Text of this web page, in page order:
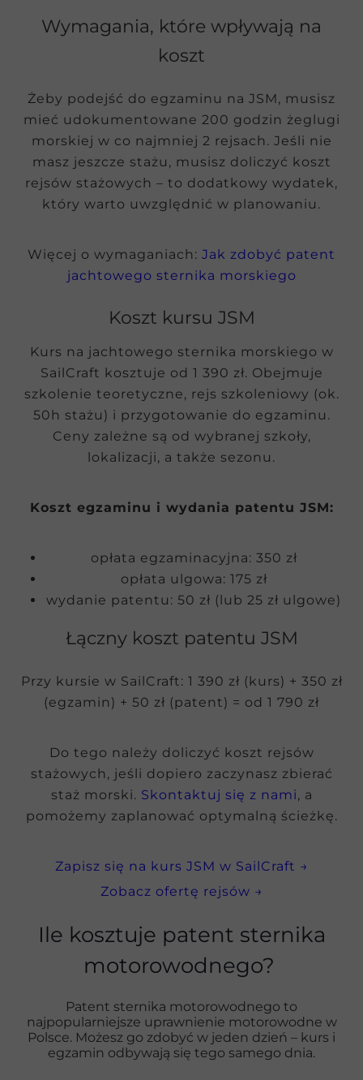
Wymagania, które wpływają na
koszt
Żeby podejść do egzaminu na JSM, musisz
mieć udokumentowane 200 godzin żeglugi
morskiej w co najmniej 2 rejsach. Jeśli nie
masz jeszcze stażu, musisz doliczyć koszt
rejsów stażowych – to dodatkowy wydatek,
który warto uwzględnić w planowaniu.
Więcej o wymaganiach: Jak zdobyć patent
jachtowego sternika morskiego
Koszt kursu JSM
Kurs na jachtowego sternika morskiego w
SailCraft kosztuje od 1 390 zł. Obejmuje
szkolenie teoretyczne, rejs szkoleniowy (ok.
50h stażu) i przygotowanie do egzaminu.
Ceny zależne są od wybranej szkoły,
lokalizacji, a także sezonu.
Koszt egzaminu i wydania patentu JSM:
opłata egzaminacyjna: 350 zł
opłata ulgowa: 175 zł
wydanie patentu: 50 zł (lub 25 zł ulgowe)
Łączny koszt patentu JSM
Przy kursie w SailCraft: 1 390 zł (kurs) + 350 zł
(egzamin) + 50 zł (patent) = od 1 790 zł
Do tego należy doliczyć koszt rejsów
stażowych, jeśli dopiero zaczynasz zbierać
staż morski. Skontaktuj się z nami, a
pomożemy zaplanować optymalną ścieżkę.
Zapisz się na kurs JSM w SailCraft →
Zobacz ofertę rejsów →
Ile kosztuje patent sternika
motorowodnego?
Patent sternika motorowodnego to
najpopularniejsze uprawnienie motorowodne w
Polsce. Możesz go zdobyć w jeden dzień – kurs i
egzamin odbywają się tego samego dnia.